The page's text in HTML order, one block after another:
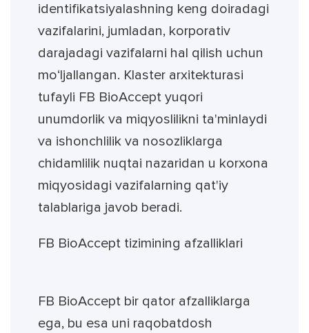
identifikatsiyalashning keng doiradagi
vazifalarini, jumladan, korporativ
darajadagi vazifalarni hal qilish uchun
mo‘ljallangan. Klaster arxitekturasi
tufayli FB BioAccept yuqori
unumdorlik va miqyoslilikni ta'minlaydi
va ishonchlilik va nosozliklarga
chidamlilik nuqtai nazaridan u korxona
miqyosidagi vazifalarning qat'iy
talablariga javob beradi.
FB BioAccept tizimining afzalliklari
FB BioAccept bir qator afzalliklarga
ega, bu esa uni raqobatdosh